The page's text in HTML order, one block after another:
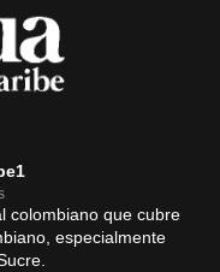
colombiano que cubre
especialmente